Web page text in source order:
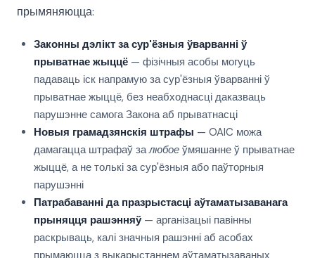
прымяняюцца:
Законны дэлікт за сур'ёзныя ўварванні ў
прыватнае жыццё — фізічныя асобы могуць
падаваць іск напрамую за сур'ёзныя ўварванні ў
прыватнае жыццё, без неабходнасці даказваць
парушэнне самога Закона аб прыватнасці
Новыя грамадзянскія штрафы — OAIC можа
дамагацца штрафаў залюбое ўмяшанне ў прыватнае
жыццё, а не толькі за сур'ёзныя або паўторныя
парушэнні
Патрабаванні да празрыстасці аўтаматызаванага
прыняцця рашэнняў — арганізацыі павінны
раскрываць, калі значныя рашэнні аб асобах
прымаюцца з выкарыстаннем аўтаматызаваных